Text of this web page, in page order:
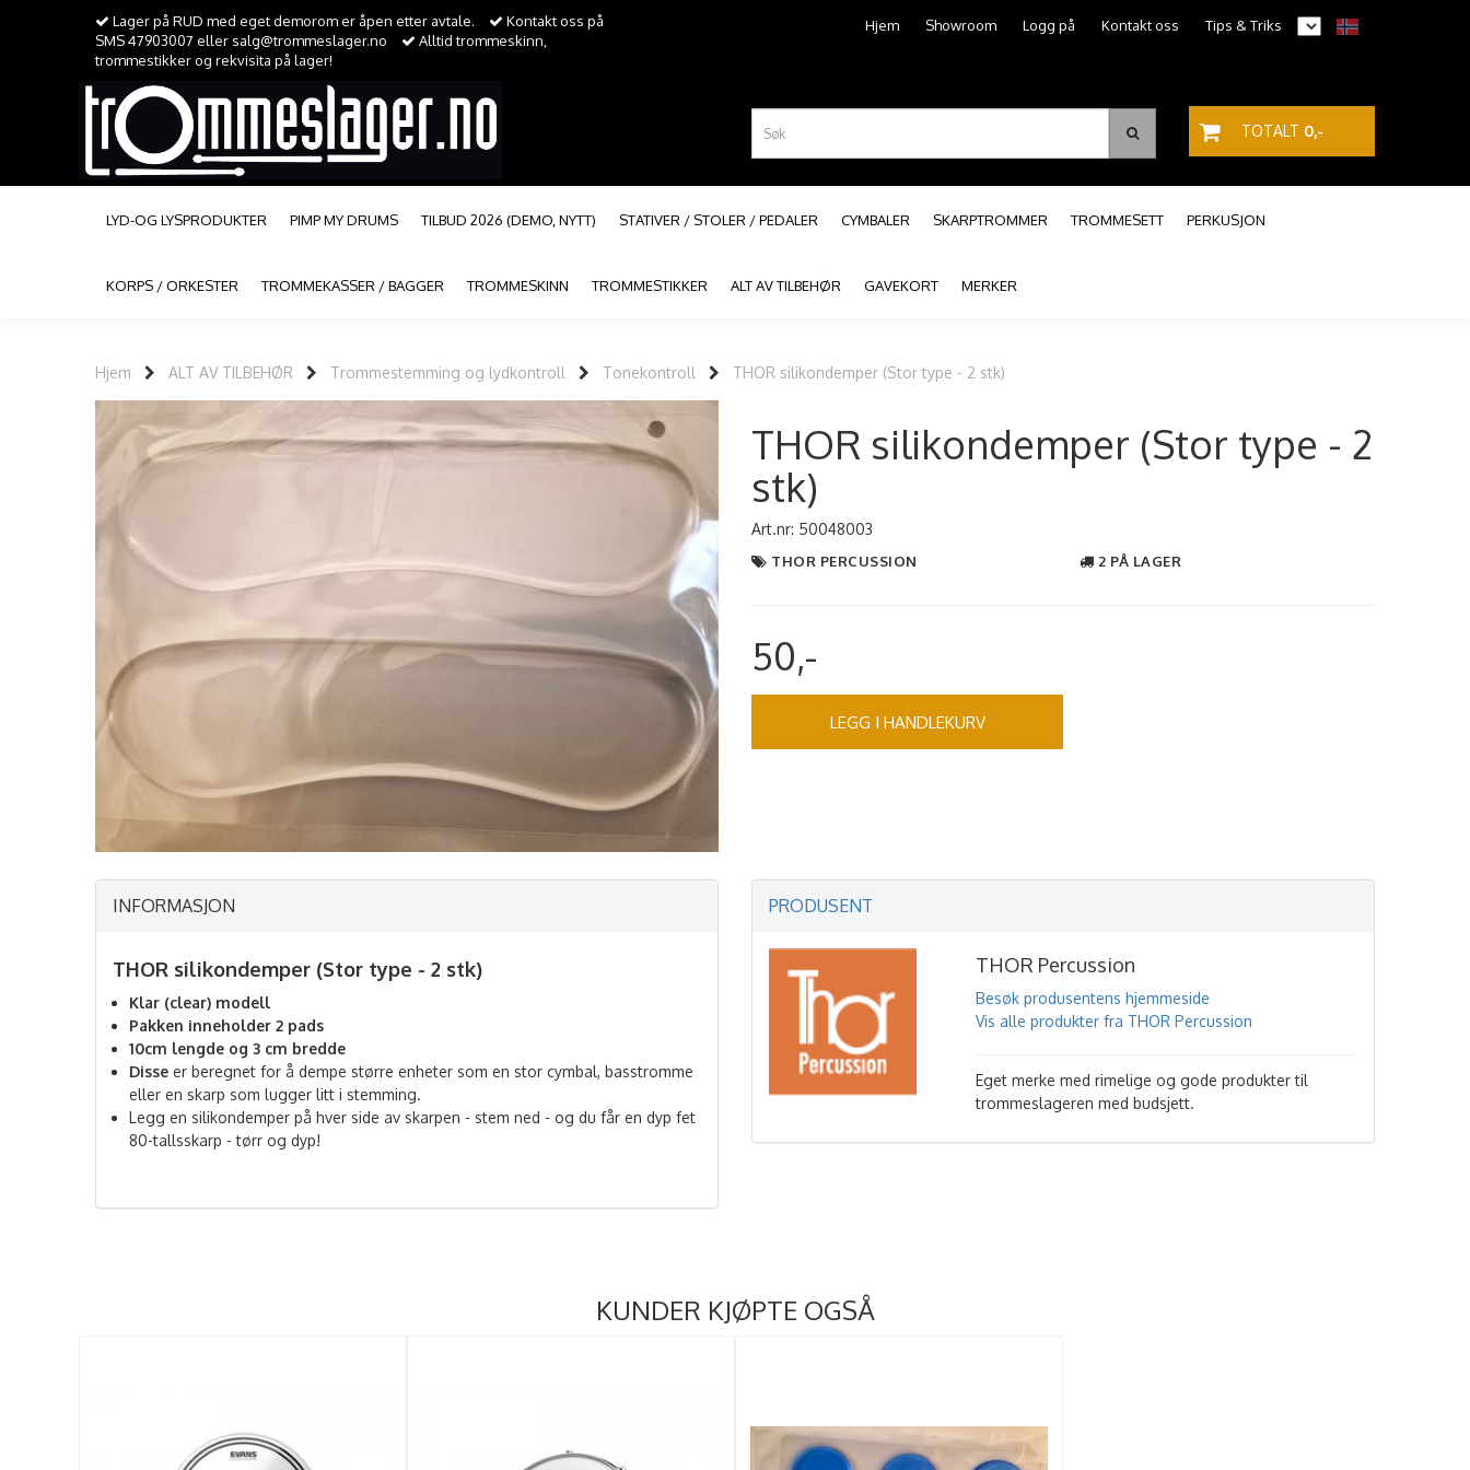
Lager på RUD med eget demorom er åpen etter avtale.
Kontakt oss på
SMS 47903007 eller salg@trommeslager.no
Alltid trommeskinn,
trommestikker og rekvisita på lager!
Hjem Showroom Logg på Kontakt oss Tips & Triks
TOTALT 0,-
LYD-OG LYSPRODUKTER PIMP MY DRUMS TILBUD 2026 (DEMO, NYTT) STATIVER / STOLER / PEDALER CYMBALER SKARPTROMMER TROMMESETT PERKUSJON
KORPS / ORKESTER TROMMEKASSER / BAGGER TROMMESKINN TROMMESTIKKER ALT AV TILBEHØR GAVEKORT MERKER
Hjem ALT AV TILBEHØR Trommestemming og lydkontroll Tonekontroll THOR silikondemper (Stor type - 2 stk)
THOR silikondemper (Stor type - 2
stk)
Art.nr: 50048003
THOR PERCUSSION 2 PÅ LAGER
50,-
LEGG I HANDLEKURV
INFORMASJON
THOR silikondemper (Stor type - 2 stk)
Klar (clear) modell
Pakken inneholder 2 pads
10cm lengde og 3 cm bredde
Disse er beregnet for å dempe større enheter som en stor cymbal, basstromme
eller en skarp som lugger litt i stemming.
Legg en silikondemper på hver side av skarpen - stem ned - og du får en dyp fet
80-tallsskarp - tørr og dyp!
PRODUSENT
THOR Percussion
Besøk produsentens hjemmeside
Vis alle produkter fra THOR Percussion
Eget merke med rimelige og gode produkter til
trommeslageren med budsjett.
KUNDER KJØPTE OGSÅ